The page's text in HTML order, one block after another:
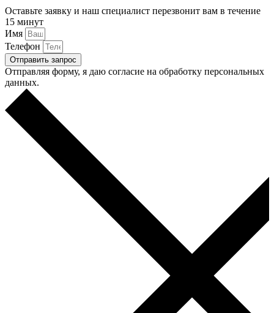
Оставьте заявку и наш специалист перезвонит вам в течение
15 минут
Имя
Телефон
Отправить запрос
Отправляя форму, я даю согласие на обработку персональных
данных.